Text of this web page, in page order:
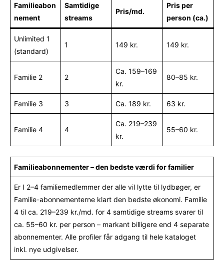
Familieabon
nement
Samtidige
streams
Pris/md.
Pris per
person (ca.)
Unlimited 1
(standard)
1 149 kr. 149 kr.
Familie 2 2
Ca. 159–169
kr.
80–85 kr.
Familie 3 3 Ca. 189 kr. 63 kr.
Familie 4 4
Ca. 219–239
kr.
55–60 kr.
Familieabonnementer – den bedste værdi for familier
Er I 2–4 familiemedlemmer der alle vil lytte til lydbøger, er
Familie-abonnementerne klart den bedste økonomi. Familie
4 til ca. 219–239 kr./md. for 4 samtidige streams svarer til
ca. 55–60 kr. per person – markant billigere end 4 separate
abonnementer. Alle profiler får adgang til hele kataloget
inkl. nye udgivelser.